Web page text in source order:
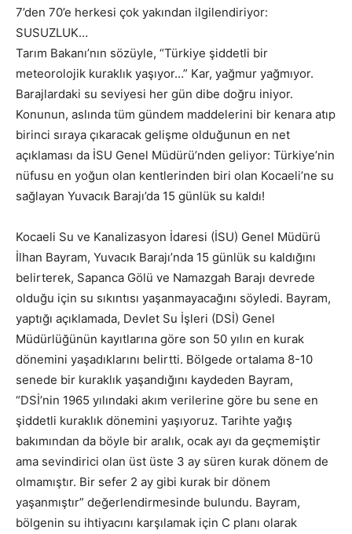
7’den 70’e herkesi çok yakından ilgilendiriyor:
SUSUZLUK…
Tarım Bakanı’nın sözüyle, “Türkiye şiddetli bir
meteorolojik kuraklık yaşıyor…” Kar, yağmur yağmıyor.
Barajlardaki su seviyesi her gün dibe doğru iniyor.
Konunun, aslında tüm gündem maddelerini bir kenara atıp
birinci sıraya çıkaracak gelişme olduğunun en net
açıklaması da İSU Genel Müdürü’nden geliyor: Türkiye’nin
nüfusu en yoğun olan kentlerinden biri olan Kocaeli’ne su
sağlayan Yuvacık Barajı’da 15 günlük su kaldı!
Kocaeli Su ve Kanalizasyon İdaresi (İSU) Genel Müdürü
İlhan Bayram, Yuvacık Barajı’nda 15 günlük su kaldığını
belirterek, Sapanca Gölü ve Namazgah Barajı devrede
olduğu için su sıkıntısı yaşanmayacağını söyledi. Bayram,
yaptığı açıklamada, Devlet Su İşleri (DSİ) Genel
Müdürlüğünün kayıtlarına göre son 50 yılın en kurak
dönemini yaşadıklarını belirtti. Bölgede ortalama 8-10
senede bir kuraklık yaşandığını kaydeden Bayram,
“DSİ’nin 1965 yılındaki akım verilerine göre bu sene en
şiddetli kuraklık dönemini yaşıyoruz. Tarihte yağış
bakımından da böyle bir aralık, ocak ayı da geçmemiştir
ama sevindirici olan üst üste 3 ay süren kurak dönem de
olmamıştır. Bir sefer 2 ay gibi kurak bir dönem
yaşanmıştır” değerlendirmesinde bulundu. Bayram,
bölgenin su ihtiyacını karşılamak için C planı olarak